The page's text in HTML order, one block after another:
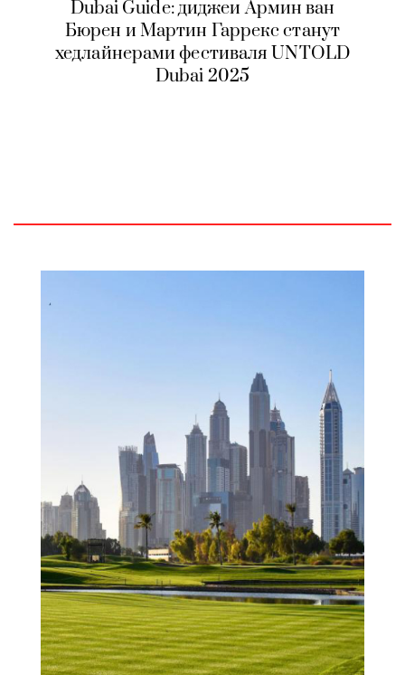
Dubai Guide: диджеи Армин ван
Бюрен и Мартин Гаррекс станут
хедлайнерами фестиваля UNTOLD
Dubai 2025